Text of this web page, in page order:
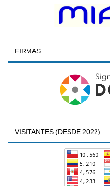
FIRMAS
VISITANTES (DESDE 2022)